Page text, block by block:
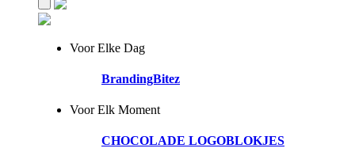
Voor Elke Dag
BrandingBitez
Voor Elk Moment
CHOCOLADE LOGOBLOKJES